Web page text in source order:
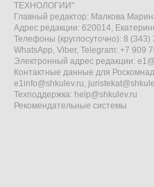
ТЕХНОЛОГИИ"
Главный редактор: Малкова
Адрес редакции: 620014,
Телефоны (круглосуточно): 8
WhatsApp, Viber, Telegram: +7 909
Электронный адрес редакции:
Контактные данные для
e1info@shkulev.ru,
Техподдержка: help@shkulev.ru
Рекомендательные системы